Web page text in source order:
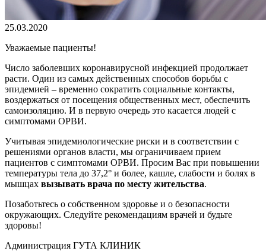
25.03.2020
Уважаемые пациенты!
Число заболевших коронавирусной инфекцией продолжает
расти. Один из самых действенных способов борьбы с
эпидемией – временно сократить социальные контакты,
воздержаться от посещения общественных мест, обеспечить
самоизоляцию. И в первую очередь это касается людей с
симптомами ОРВИ.
Учитывая эпидемиологические риски и в соответствии с
решениями органов власти, мы ограничиваем прием
пациентов с симптомами ОРВИ. Просим Вас при повышении
температуры тела до 37,2° и более, кашле, слабости и болях в
мышцах вызывать врача по месту жительства.
Позаботьтесь о собственном здоровье и о безопасности
окружающих. Следуйте рекомендациям врачей и будьте
здоровы!
Администрация ГУТА КЛИНИК